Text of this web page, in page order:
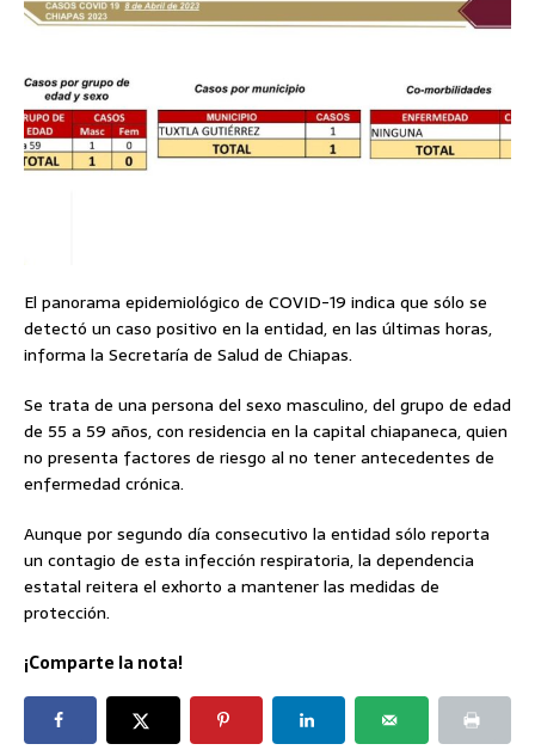
El panorama epidemiológico de COVID-19 indica que sólo se
detectó un caso positivo en la entidad, en las últimas horas,
informa la Secretaría de Salud de Chiapas.
Se trata de una persona del sexo masculino, del grupo de edad
de 55 a 59 años, con residencia en la capital chiapaneca, quien
no presenta factores de riesgo al no tener antecedentes de
enfermedad crónica.
Aunque por segundo día consecutivo la entidad sólo reporta
un contagio de esta infección respiratoria, la dependencia
estatal reitera el exhorto a mantener las medidas de
protección.
¡Comparte la nota!